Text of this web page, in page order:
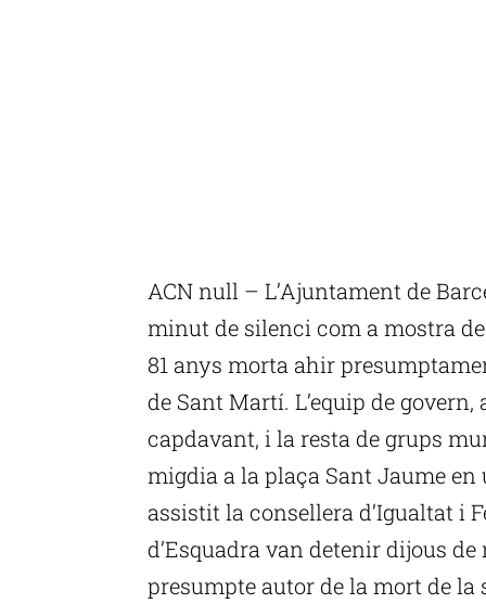
ACN null – L’Ajuntament de
minut de silenci com a mostra
81 anys morta ahir
de Sant Martí. L’equip de
capdavant, i la resta de grups
migdia a la plaça Sant Jaume
assistit la consellera d’Igualtat i
d’Esquadra van detenir dijous
presumpte autor de la mort de